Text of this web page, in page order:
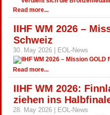
Read more...
IIHF WM 2026 –
Schweiz
30. May 2026 | EOL-News
Read more...
IIHF WM 2026:
ziehen ins
28. May 2026 | EOL-News